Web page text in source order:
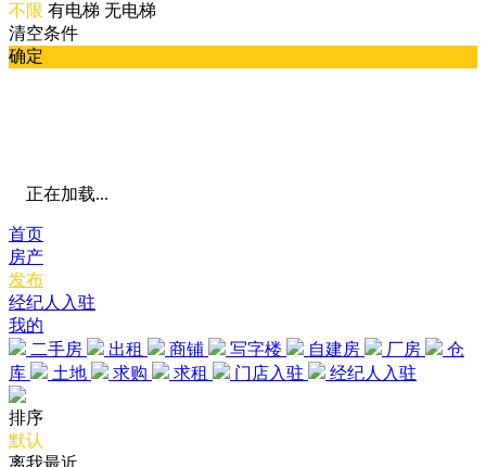
不限 有电梯 无电梯
清空条件
确定
正在加载...
首页
房产
发布
经纪人入驻
我的
二手房
出租 商铺 写字楼 自建房 厂房
仓
库
土地 求购 求租 门店入驻 经纪人入驻
排序
默认
离我最近